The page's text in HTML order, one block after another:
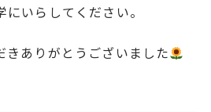
いらしてください。
きありがとうございました